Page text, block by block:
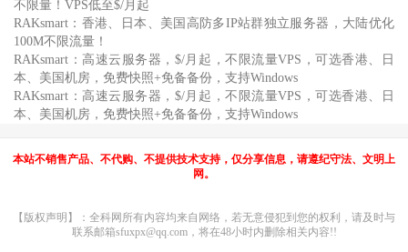
不限量！VPS低至$/月起
RAKsmart：香港、日本、美国高防多IP站群独立服务器，大陆优化
100M不限流量！
RAKsmart：高速云服务器，$/月起，不限流量VPS，可选香港、日
本、美国机房，免费快照+免备备份，支持Windows
RAKsmart：高速云服务器，$/月起，不限流量VPS，可选香港、日
本、美国机房，免费快照+免备备份，支持Windows
本站不销售产品、不代购、不提供技术支持，仅分享信息，请遵纪守法、文明上
网。
【版权声明】：全科网所有内容均来自网络，若无意侵犯到您的权利，请及时与
联系邮箱sfuxpx@qq.com，将在48小时内删除相关内容!!